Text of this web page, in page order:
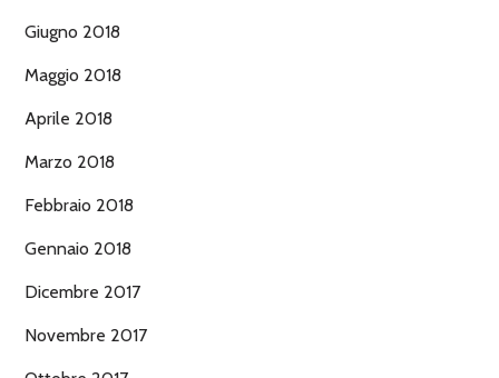
Giugno 2018
Maggio 2018
Aprile 2018
Marzo 2018
Febbraio 2018
Gennaio 2018
Dicembre 2017
Novembre 2017